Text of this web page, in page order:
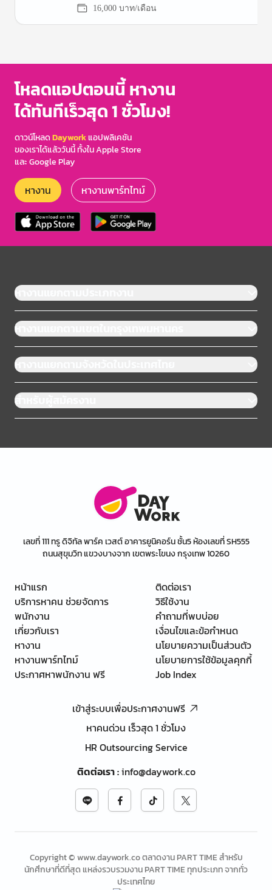
10150 ประเทศไทย
16,000 บาท/เดือน
of
โหลดแอปตอนนี้ หางาน
ได้ทันทีเร็วสุด 1 ชั่วโมง!
ดาวน์โหลดDayworkแอปพลิเคชัน
ของเราได้แล้ววันนี้ ทั้งใน Apple Store
และ Google Play
หางาน หางานพาร์ทไทม์
หางานแยกตามประเภทงาน
หางานแยกตามเขตในกรุงเทพมหานคร
หางานแยกตามจังหวัดในประเทศไทย
สำหรับผู้สมัครงาน
เลขที่ 111 ทรู ดิจิทัล พาร์ค เวสต์ อาคารยูนิคอร์น ชั้น5 ห้องเลขที่ SH555
ถนนสุขุมวิท แขวงบางจาก เขตพระโขนง กรุงเทพ 10260
หน้าแรก
บริการหาคน ช่วยจัดการ
พนักงาน
เกี่ยวกับเรา
หางาน
หางานพาร์ทไทม์
ประกาศหาพนักงาน ฟรี
ติดต่อเรา
วิธีใช้งาน
คำถามที่พบบ่อย
เงื่อนไขและข้อกำหนด
นโยบายความเป็นส่วนตัว
นโยบายการใช้ข้อมูลคุกกี้
Job Index
เข้าสู่ระบบเพื่อประกาศงานฟรี
หาคนด่วน เร็วสุด 1 ชั่วโมง
HR Outsourcing Service
ติดต่อเรา:info@daywork.co
Copyright © www.daywork.co ตลาดงาน PART TIME สำหรับ
นักศึกษาที่ดีที่สุด แหล่งรวบรวมงาน PART TIME ทุกประเภท จากทั่ว
ประเทศไทย